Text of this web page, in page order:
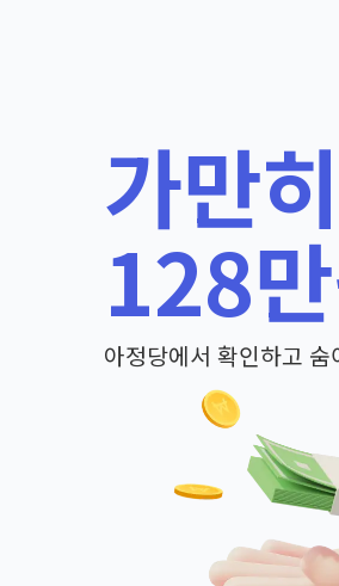
가만
128
아정당에서 확인하고